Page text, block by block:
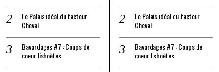
Le Palais idéal du facteur
Cheval
Bavardages #7 : Coups de
coeur lisboètes
Le Palais idéal du facteur
Cheval
Bavardages #7 : Coups de
coeur lisboètes